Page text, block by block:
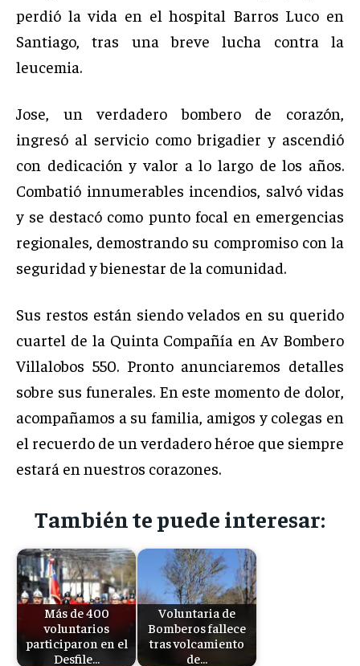
perdió la vida en el hospital Barros Luco en
Santiago, tras una breve lucha contra la
leucemia.
Jose, un verdadero bombero de corazón,
ingresó al servicio como brigadier y ascendió
con dedicación y valor a lo largo de los años.
Combatió innumerables incendios, salvó vidas
y se destacó como punto focal en emergencias
regionales, demostrando su compromiso con la
seguridad y bienestar de la comunidad.
Sus restos están siendo velados en su querido
cuartel de la Quinta Compañía en Av Bombero
Villalobos 550. Pronto anunciaremos detalles
sobre sus funerales. En este momento de dolor,
acompañamos a su familia, amigos y colegas en
el recuerdo de un verdadero héroe que siempre
estará en nuestros corazones.
También te puede interesar:
Más de 400
voluntarios
participaron en el
Desfile…
Voluntaria de
Bomberos fallece
tras volcamiento
de…